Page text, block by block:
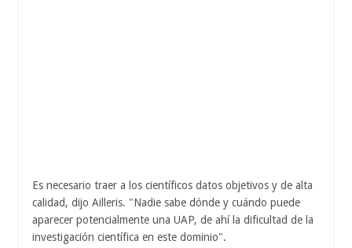
Es necesario traer a los científicos datos objetivos y de alta
calidad, dijo Ailleris. "Nadie sabe dónde y cuándo puede
aparecer potencialmente una UAP, de ahí la dificultad de la
investigación científica en este dominio".